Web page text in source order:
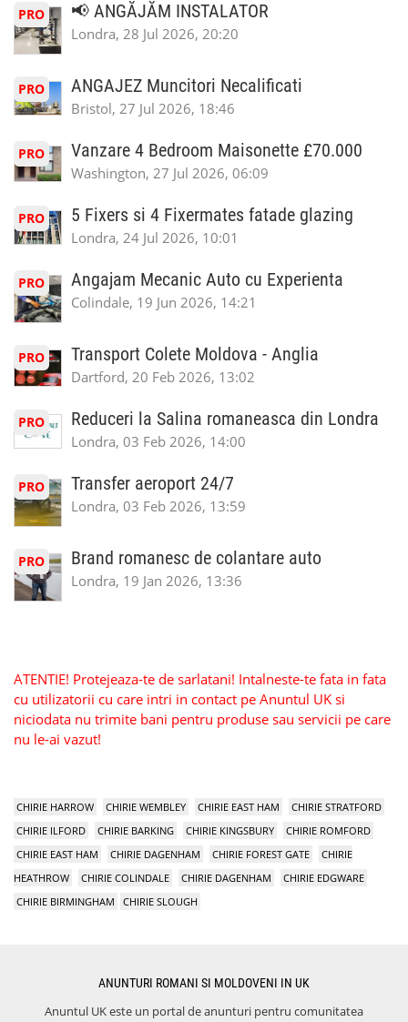
PRO 📢 ANGĂJĂM INSTALATOR
Londra, 28 Jul 2026, 20:20
PRO ANGAJEZ Muncitori Necalificati
Bristol, 27 Jul 2026, 18:46
PRO Vanzare 4 Bedroom Maisonette £70.000
Washington, 27 Jul 2026, 06:09
PRO 5 Fixers si 4 Fixermates fatade glazing
Londra, 24 Jul 2026, 10:01
PRO Angajam Mecanic Auto cu Experienta
Colindale, 19 Jun 2026, 14:21
PRO Transport Colete Moldova - Anglia
Dartford, 20 Feb 2026, 13:02
PRO Reduceri la Salina romaneasca din Londra
Londra, 03 Feb 2026, 14:00
PRO Transfer aeroport 24/7
Londra, 03 Feb 2026, 13:59
PRO Brand romanesc de colantare auto
Londra, 19 Jan 2026, 13:36
ATENTIE! Protejeaza-te de sarlatani! Intalneste-te fata in fata
cu utilizatorii cu care intri in contact pe Anuntul UK si
niciodata nu trimite bani pentru produse sau servicii pe care
nu le-ai vazut!
CHIRIE HARROW CHIRIE WEMBLEY CHIRIE EAST HAM
CHIRIE STRATFORD
CHIRIE ILFORD
CHIRIE BARKING CHIRIE KINGSBURY
CHIRIE ROMFORD
CHIRIE EAST HAM
CHIRIE DAGENHAM CHIRIE FOREST GATE
CHIRIE
HEATHROW
CHIRIE COLINDALE CHIRIE DAGENHAM
CHIRIE EDGWARE
CHIRIE BIRMINGHAM
CHIRIE SLOUGH
ANUNTURI ROMANI SI MOLDOVENI IN UK
Anuntul UK este un portal de anunturi pentru comunitatea